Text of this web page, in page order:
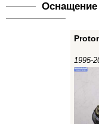
Оснащение
1995-